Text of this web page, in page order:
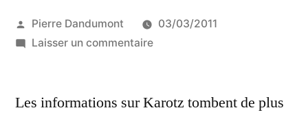
Publié
par
Pierre Dandumont
03/03/2011
Laisser un commentairesur
accessoires,
Les informations sur Karotz tombent de plus